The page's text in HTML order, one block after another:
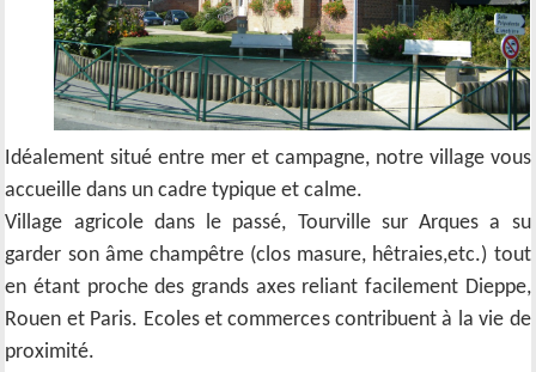
Idéalement situé entre mer et campagne, notre village vous
accueille dans un cadre typique et calme.
Village agricole dans le passé, Tourville sur Arques a su
garder son âme champêtre (clos masure, hêtraies,etc.) tout
en étant proche des grands axes reliant facilement Dieppe,
Rouen et Paris. Ecoles et commerces contribuent à la vie de
proximité.